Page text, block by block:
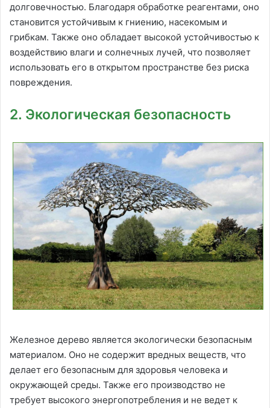
долговечностью. Благодаря обработке реагентами, оно
становится устойчивым к гниению, насекомым и
грибкам. Также оно обладает высокой устойчивостью к
воздействию влаги и солнечных лучей, что позволяет
использовать его в открытом пространстве без риска
повреждения.
2. Экологическая безопасность
Железное дерево является экологически безопасным
материалом. Оно не содержит вредных веществ, что
делает его безопасным для здоровья человека и
окружающей среды. Также его производство не
требует высокого энергопотребления и не ведет к